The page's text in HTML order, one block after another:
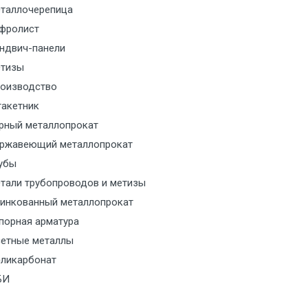
за МКАД
за МКАД
с транспортным
с транспортным
с транспортным
панели
металлопрокат
металлопрокат
трубопроводов и метизы
металлопрокат
арматура
металлы